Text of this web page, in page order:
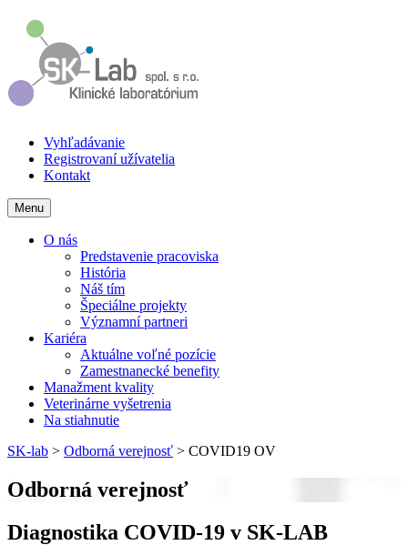
Vyhľadávanie
Registrovaní užívatelia
Kontakt
Menu
O nás
Predstavenie pracoviska
História
Náš tím
Špeciálne projekty
Významní partneri
Kariéra
Aktuálne voľné pozície
Zamestnanecké benefity
Manažment kvality
Veterinárne vyšetrenia
Na stiahnutie
SK-lab > Odborná verejnosť > COVID19 OV
Odborná verejnosť
Diagnostika COVID-19 v SK-LAB